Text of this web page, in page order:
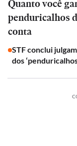
Quanto você
penduricalhos
conta
STF conclui
dos